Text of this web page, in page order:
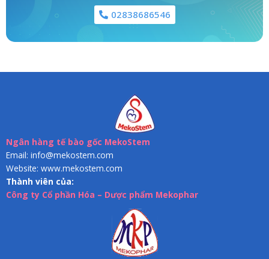
02838686546
Ngân hàng tế bào gốc MekoStem
Email: info@mekostem.com
Website: www.mekostem.com
Thành viên của:
Công ty Cổ phần Hóa – Dược phẩm Mekophar